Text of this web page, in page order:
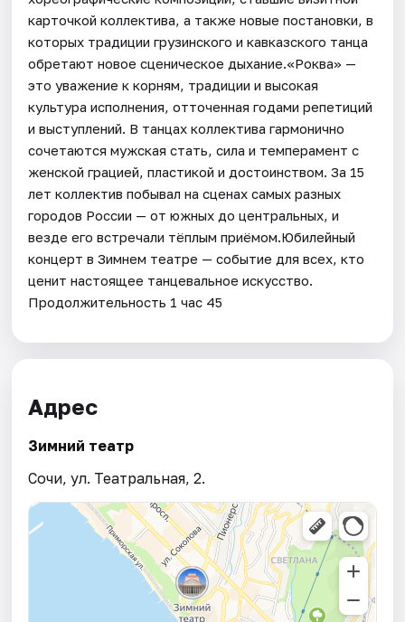
карточкой коллектива, а также новые постановки, в
которых традиции грузинского и кавказского танца
обретают новое сценическое дыхание.«Роква» —
это уважение к корням, традиции и высокая
культура исполнения, отточенная годами репетиций
и выступлений. В танцах коллектива гармонично
сочетаются мужская стать, сила и темперамент с
женской грацией, пластикой и достоинством. За 15
лет коллектив побывал на сценах самых разных
городов России — от южных до центральных, и
везде его встречали тёплым приёмом.Юбилейный
концерт в Зимнем театре — событие для всех, кто
ценит настоящее танцевальное искусство.
Продолжительность 1 час 45
Адрес
Зимний театр
Сочи, ул. Театральная, 2.